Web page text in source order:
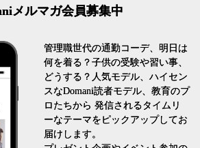
メルマガ会員募集中
管理職世代の通勤コーデ、明日は
何を着る？子供の受験や習い事、
どうする？人気モデル、ハイセン
スなDomani読者モデル、教育のプ
ロたちから 発信されるタイムリ
ーなテーマをピックアップしてお
届けします。